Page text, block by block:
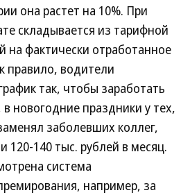
она растет на 10%. При
складывается из тарифной
на фактически отработанное
правило, водители
так, чтобы заработать
новогодние праздники у тех,
заболевших коллег,
120-140 тыс. рублей в месяц.
система
например, за